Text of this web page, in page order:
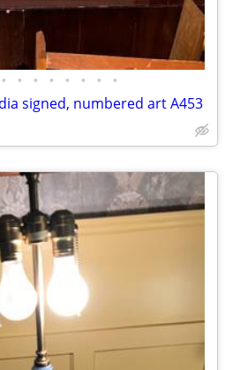
• • • • • • • •
signed, numbered art A453